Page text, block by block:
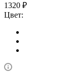
1320 ₽
Цвет: